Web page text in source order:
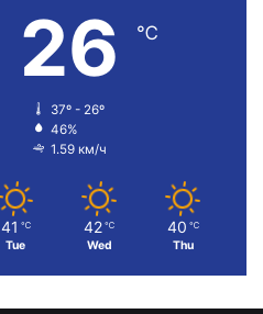
26 ℃
37º - 26º
46%
1.59 км/ч
41 ℃
Tue
42 ℃
Wed
40 ℃
Thu